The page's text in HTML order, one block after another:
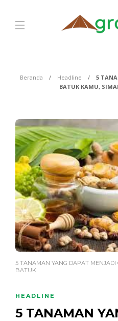
Beranda Headline
5
BATUK KAMU,
5 TANAMAN YANG DAPAT
BATUK
HEADLINE
5 TANAMAN